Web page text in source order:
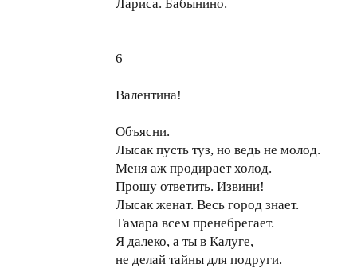
Лариса. Бабынино.
6
Валентина!
Объясни.
Лысак пусть туз, но ведь не молод.
Меня аж продирает холод.
Прошу ответить. Извини!
Лысак женат. Весь город знает.
Тамара всем пренебрегает.
Я далеко, а ты в Калуге,
не делай тайны для подруги.